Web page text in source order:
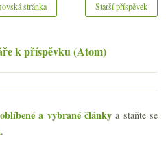
Starší příspěvek
stránka
k příspěvku (Atom)
oblíbené a vybrané články a staňte se
.